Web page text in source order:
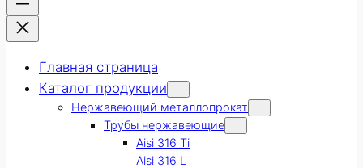
Главная страница
Каталог продукции
Нержавеющий металлопрокат
Трубы нержавеющие
Aisi 316 Ti
Aisi 316 L